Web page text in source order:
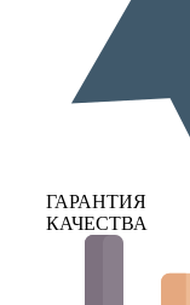
ГАРАНТИЯ
КАЧЕСТВА